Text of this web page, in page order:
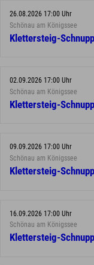
26.08.2026 17:00 Uhr
Schönau am Königssee
Klettersteig-
02.09.2026 17:00 Uhr
Schönau am Königssee
Klettersteig-
09.09.2026 17:00 Uhr
Schönau am Königssee
Klettersteig-
16.09.2026 17:00 Uhr
Schönau am Königssee
Klettersteig-